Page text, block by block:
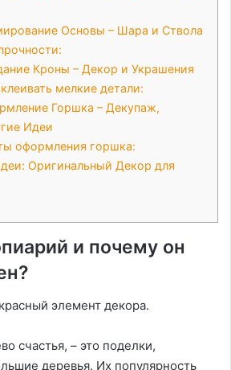
Основы – Шара и Ствола
Кроны – Декор и Украшения
мелкие детали:
Горшка – Декупаж,
Идеи
оформления горшка:
Оригинальный Декор для
и почему он
элемент декора.
счастья, – это поделки,
деревья. Их популярность